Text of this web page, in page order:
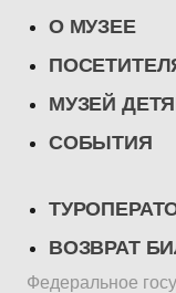
О МУЗЕЕ
МУЗЕЙ
СОБЫТИЯ
ВОЗВРАТ
Федеральное